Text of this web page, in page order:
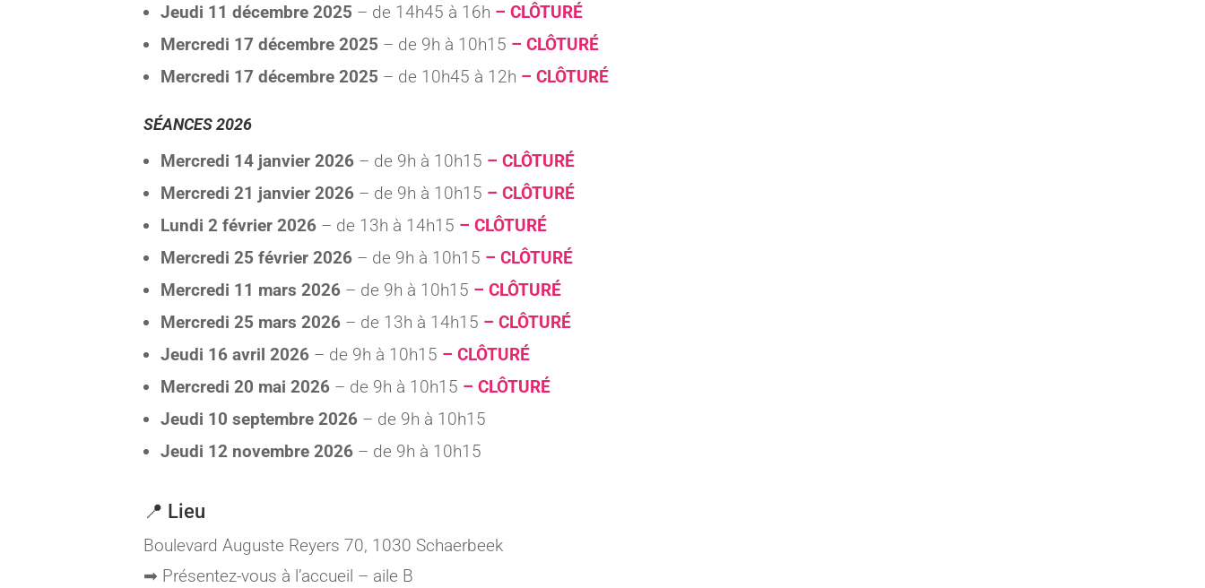
Jeudi 11 décembre 2025 – de 14h45 à 16h – CLÔTURÉ
Mercredi 17 décembre 2025 – de 9h à 10h15 – CLÔTURÉ
Mercredi 17 décembre 2025 – de 10h45 à 12h – CLÔTURÉ
SÉANCES 2026
Mercredi 14 janvier 2026 – de 9h à 10h15 – CLÔTURÉ
Mercredi 21 janvier 2026 – de 9h à 10h15 – CLÔTURÉ
Lundi 2 février 2026 – de 13h à 14h15 – CLÔTURÉ
Mercredi 25 février 2026 – de 9h à 10h15 – CLÔTURÉ
Mercredi 11 mars 2026 – de 9h à 10h15 – CLÔTURÉ
Mercredi 25 mars 2026 – de 13h à 14h15 – CLÔTURÉ
Jeudi 16 avril 2026 – de 9h à 10h15 – CLÔTURÉ
Mercredi 20 mai 2026 – de 9h à 10h15 – CLÔTURÉ
Jeudi 10 septembre 2026 – de 9h à 10h15
Jeudi 12 novembre 2026 – de 9h à 10h15
📍 Lieu
Boulevard Auguste Reyers 70, 1030 Schaerbeek
➡ Présentez-vous à l’accueil – aile B